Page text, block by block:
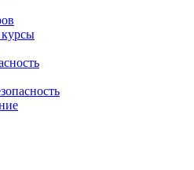
курсы